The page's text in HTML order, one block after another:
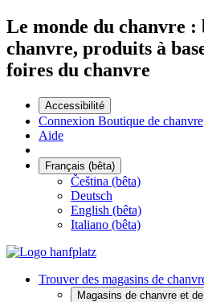
Le monde du chanvre :
chanvre, produits à
foires du chanvre
Accessibilité
Connexion Boutique de chanvre
Aide
Français (bêta)
Čeština (bêta)
Deutsch
English (bêta)
Italiano (bêta)
Trouver des magasins de
Magasins de chanvre et